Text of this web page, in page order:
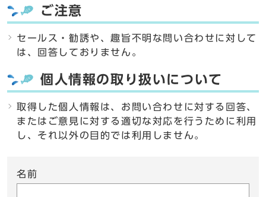
ご注意
セールス・勧誘や、趣旨不明な問い合わせに対して
は、回答しておりません。
個人情報の取り扱いについて
取得した個人情報は、お問い合わせに対する回答、
またはご意見に対する適切な対応を行うために利用
し、それ以外の目的では利用しません。
名前